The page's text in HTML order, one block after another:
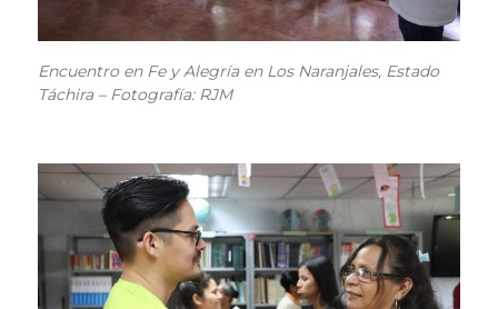
Encuentro en Fe y Alegría en Los Naranjales, Estado
Táchira – Fotografía: RJM